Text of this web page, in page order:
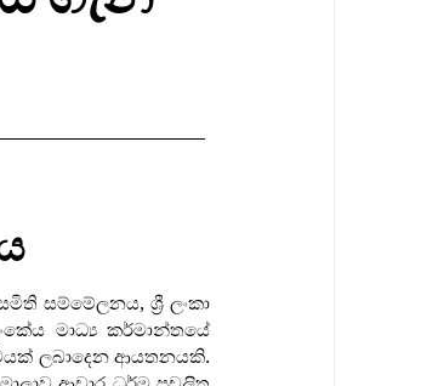
සම්මේලනය, ශ්‍රී ලංකා
මාධ්‍ය කර්මාන්තයේ
ලබාදෙන ආයතනයකි.